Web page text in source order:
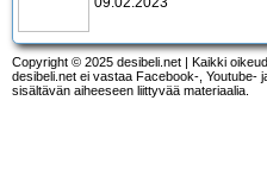
Copyright © 2025 desibeli.net | Kaikki
desibeli.net ei vastaa Facebook-, Youtube-
sisältävän aiheeseen liittyvää materiaalia.